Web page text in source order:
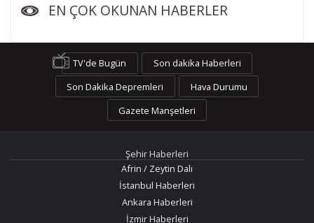
EN ÇOK OKUNAN HABERLER
TV'de Bugün
Son dakika Haberleri
Son Dakika Depremleri
Hava Durumu
Gazete Manşetleri
Şehir Haberleri
Afrin / Zeytin Dalı
İstanbul Haberleri
Ankara Haberleri
İzmir Haberleri